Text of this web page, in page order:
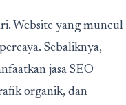
Website yang muncul
Sebaliknya,
jasa SEO
organik, dan